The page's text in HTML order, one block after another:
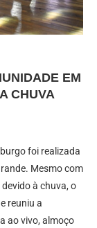
EM
CHUVA
foi realizada
Mesmo com
à chuva, o
reuniu a
ao vivo, almoço